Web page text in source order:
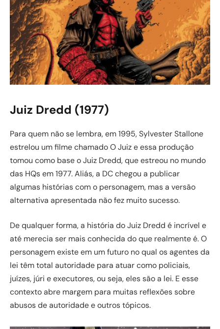
Juiz Dredd (1977)
Para quem não se lembra, em 1995, Sylvester Stallone
estrelou um filme chamado O Juiz e essa produção
tomou como base o Juiz Dredd, que estreou no mundo
das HQs em 1977. Aliás, a DC chegou a publicar
algumas histórias com o personagem, mas a versão
alternativa apresentada não fez muito sucesso.
De qualquer forma, a história do Juiz Dredd é incrível e
até merecia ser mais conhecida do que realmente é. O
personagem existe em um futuro no qual os agentes da
lei têm total autoridade para atuar como policiais,
juízes, júri e executores, ou seja, eles são a lei. E esse
contexto abre margem para muitas reflexões sobre
abusos de autoridade e outros tópicos.